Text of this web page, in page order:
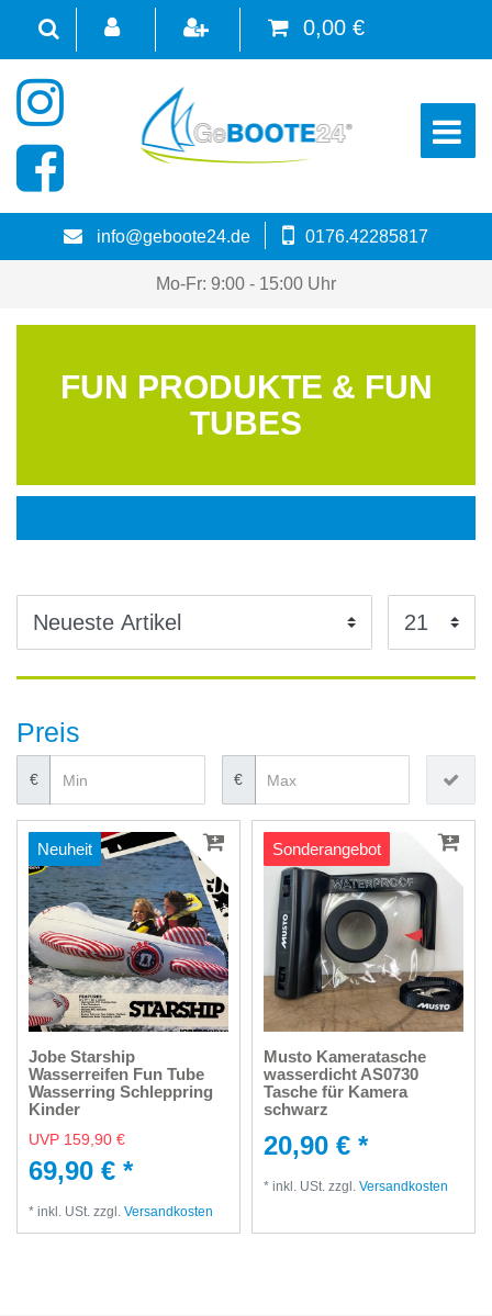
0,00 €
☰
info@geboote24.de 0176.42285817
Mo-Fr: 9:00 - 15:00 Uhr
FUN PRODUKTE & FUN
TUBES
Preis
€ €
Neuheit
Jobe Starship
Wasserreifen Fun Tube
Wasserring Schleppring
Kinder
UVP 159,90 €
69,90 € *
* inkl. USt. zzgl. Versandkosten
Sonderangebot
Musto Kameratasche
wasserdicht AS0730
Tasche für Kamera
schwarz
20,90 € *
* inkl. USt. zzgl. Versandkosten